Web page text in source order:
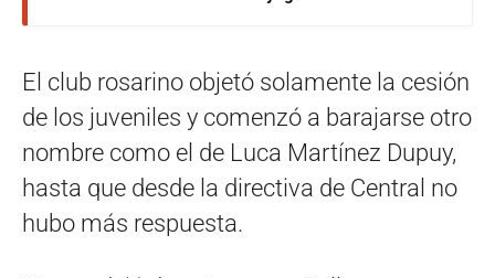
El club rosarino objetó solamente la cesión
de los juveniles y comenzó a barajarse otro
nombre como el de Luca Martínez Dupuy,
hasta que desde la directiva de Central no
hubo más respuesta.